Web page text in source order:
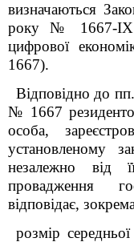
визначаються
року № 1667-IX
цифрової
1667).
Відповідно до
№ 1667
особа,
установленому
незалежно від
провадження
відповідає,
розмір